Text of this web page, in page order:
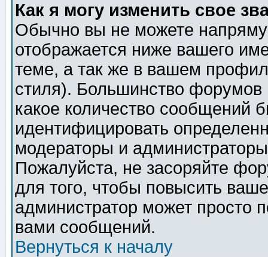
Как я могу изменить свое
Обычно вы не можете
отображается ниже вашего
теме, а так же в вашем
стиля). Большинство форумов
какое количество сообщений
идентифицировать
модераторы и
Пожалуйста, не засоряйте
для того, чтобы повысить
администратор может просто
вами сообщений.
Вернуться к началу